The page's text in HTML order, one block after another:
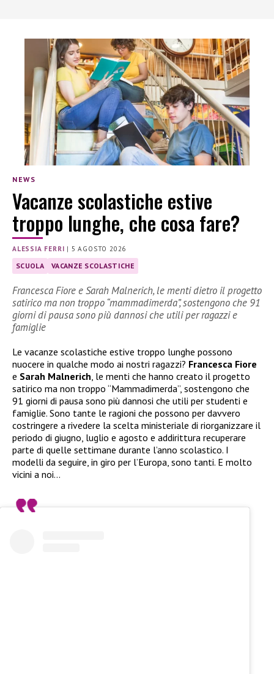
NEWS
Vacanze scolastiche estive
troppo lunghe, che cosa fare?
ALESSIA FERRI | 5 AGOSTO 2026
SCUOLA VACANZE SCOLASTICHE
Francesca Fiore e Sarah Malnerich, le menti dietro il progetto
satirico ma non troppo “mammadimerda”, sostengono che 91
giorni di pausa sono più dannosi che utili per ragazzi e
famiglie
Le vacanze scolastiche estive troppo lunghe possono
nuocere in qualche modo ai nostri ragazzi? Francesca Fiore
e Sarah Malnerich , le menti che hanno creato il progetto
satirico ma non troppo “Mammadimerda”, sostengono che
91 giorni di pausa sono più dannosi che utili per studenti e
famiglie. Sono tante le ragioni che possono per davvero
costringere a rivedere la scelta ministeriale di riorganizzare il
periodo di giugno, luglio e agosto e addirittura recuperare
parte di quelle settimane durante l’anno scolastico. I
modelli da seguire, in giro per l’Europa, sono tanti. E molto
vicini a noi…